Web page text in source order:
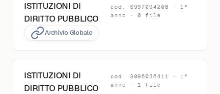
ISTITUZIONI DI
DIRITTO PUBBLICO
cod. S997094208 · 1°
anno · 0 file
Archivio Globale
ISTITUZIONI DI
DIRITTO PUBBLICO
cod. S096036411 · 1°
anno · 1 file